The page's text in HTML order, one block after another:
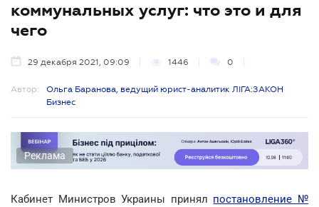
коммунальных услуг: что это и для
чего
29 декабря 2021, 09:09 1446 0
Автор:
Ольга Баранова, ведущий юрист-аналитик ЛІГА:ЗАКОН
Бизнес
Реклама
Кабинет Министров Украины принял постановление №